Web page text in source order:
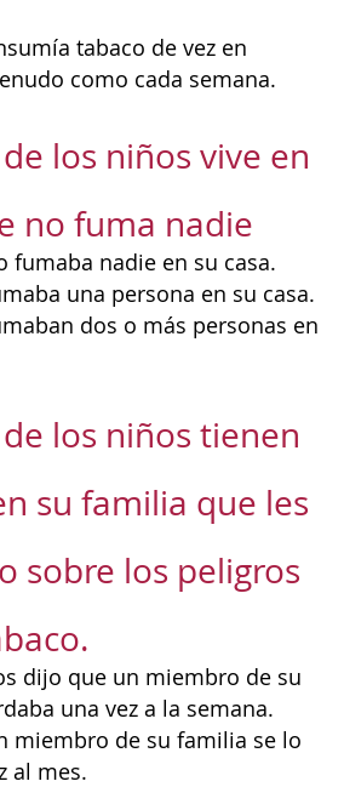
tabaco de vez en
como cada semana.
los niños vive en
no fuma nadie
fumaba nadie en su casa.
una persona en su casa.
dos o más personas en
los niños tienen
su familia que les
sobre los peligros
dijo que un miembro de su
una vez a la semana.
miembro de su familia se lo
al mes.